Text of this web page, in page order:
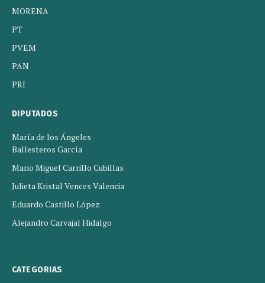
MORENA
PT
PVEM
PAN
PRI
DIPUTADOS
María de los Ángeles
Ballesteros García
Mario Miguel Carrillo Cubillas
Julieta Kristal Vences Valencia
Eduardo Castillo López
Alejandro Carvajal Hidalgo
CATEGORIAS